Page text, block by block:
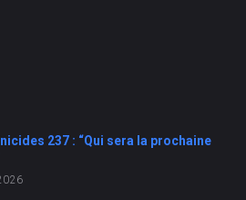
237 : “Qui sera la prochaine